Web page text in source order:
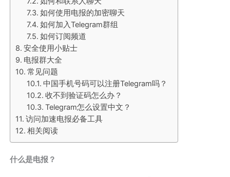
如何使用电报的加密聊天
如何加入Telegram群组
如何订阅频道
安全使用小贴士
电报群大全
常见问题
中国手机号码可以注册Telegram吗？
收不到验证码怎么办？
Telegram怎么设置中文？
访问加速电报必备工具
相关阅读
什么是电报？